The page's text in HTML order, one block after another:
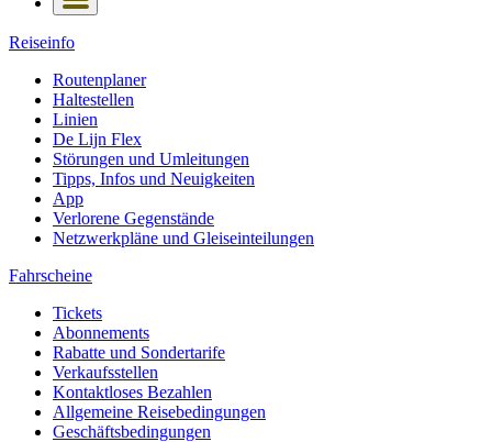
Reiseinfo
Routenplaner
Haltestellen
Linien
De Lijn Flex
Störungen und Umleitungen
Tipps, Infos und Neuigkeiten
App
Verlorene Gegenstände
Netzwerkpläne und Gleiseinteilungen
Fahrscheine
Tickets
Abonnements
Rabatte und Sondertarife
Verkaufsstellen
Kontaktloses Bezahlen
Allgemeine Reisebedingungen
Geschäftsbedingungen